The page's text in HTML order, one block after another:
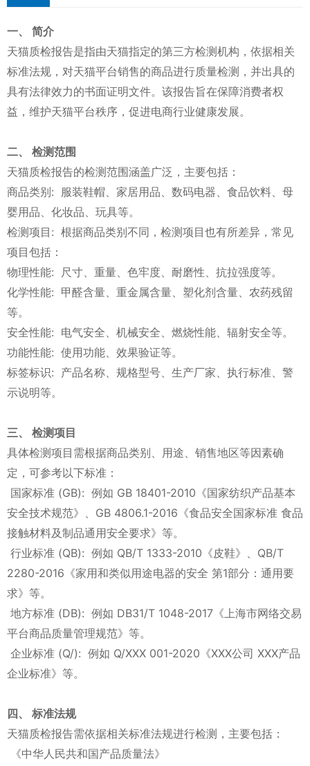
一、 简介
天猫质检报告是指由天猫指定的第三方检测机构，依据相关
标准法规，对天猫平台销售的商品进行质量检测，并出具的
具有法律效力的书面证明文件。该报告旨在保障消费者权
益，维护天猫平台秩序，促进电商行业健康发展。
二、 检测范围
天猫质检报告的检测范围涵盖广泛，主要包括：
商品类别: 服装鞋帽、家居用品、数码电器、食品饮料、母
婴用品、化妆品、玩具等。
检测项目: 根据商品类别不同，检测项目也有所差异，常见
项目包括：
物理性能: 尺寸、重量、色牢度、耐磨性、抗拉强度等。
化学性能: 甲醛含量、重金属含量、塑化剂含量、农药残留
等。
安全性能: 电气安全、机械安全、燃烧性能、辐射安全等。
功能性能: 使用功能、效果验证等。
标签标识: 产品名称、规格型号、生产厂家、执行标准、警
示说明等。
三、 检测项目
具体检测项目需根据商品类别、用途、销售地区等因素确
定，可参考以下标准：
国家标准 (GB): 例如 GB 18401-2010《国家纺织产品基本
安全技术规范》、GB 4806.1-2016《食品安全国家标准 食品
接触材料及制品通用安全要求》等。
行业标准 (QB): 例如 QB/T 1333-2010《皮鞋》、QB/T
2280-2016《家用和类似用途电器的安全 第1部分：通用要
求》等。
地方标准 (DB): 例如 DB31/T 1048-2017《上海市网络交易
平台商品质量管理规范》等。
企业标准 (Q/): 例如 Q/XXX 001-2020《XXX公司 XXX产品
企业标准》等。
四、 标准法规
天猫质检报告需依据相关标准法规进行检测，主要包括：
《中华人民共和国产品质量法》